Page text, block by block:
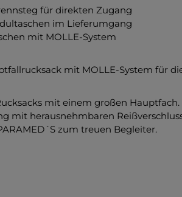
für direkten Zugang
im Lieferumgang
mit MOLLE-System
mit MOLLE-System für
mit einem großen Hauptfach.
mit herausnehmbaren
zum treuen Begleiter.